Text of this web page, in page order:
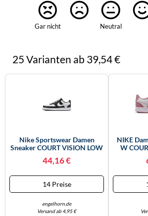
Gar nicht Neutral
25 Varianten ab 39,54 €
Nike Sportswear Damen
Sneaker COURT VISION LOW
42EU
44,16 €
14 Preise
engelhorn.de
Versand ab 4,95 €
NIKE
W